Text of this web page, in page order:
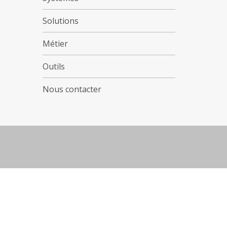
Solutions
Métier
Outils
Nous contacter